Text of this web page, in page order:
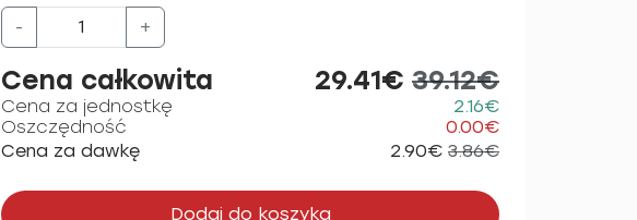
- +
Cena całkowita 29.41€ 39.12€
Cena za jednostkę
2.16€
Oszczędność
0.00€
Cena za dawkę
2.90€ 3.86€
Dodaj do koszyka